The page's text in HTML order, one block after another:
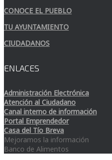
CONOCE EL PUEBLO
TU AYUNTAMIENTO
CIUDADANOS
ENLACES
Administración Electrónica
Atención al Ciudadano
Canal interno de información
Portal Emprendedor
Casa del Tío Breva
Mejoramos la información
Banco de Alimentos